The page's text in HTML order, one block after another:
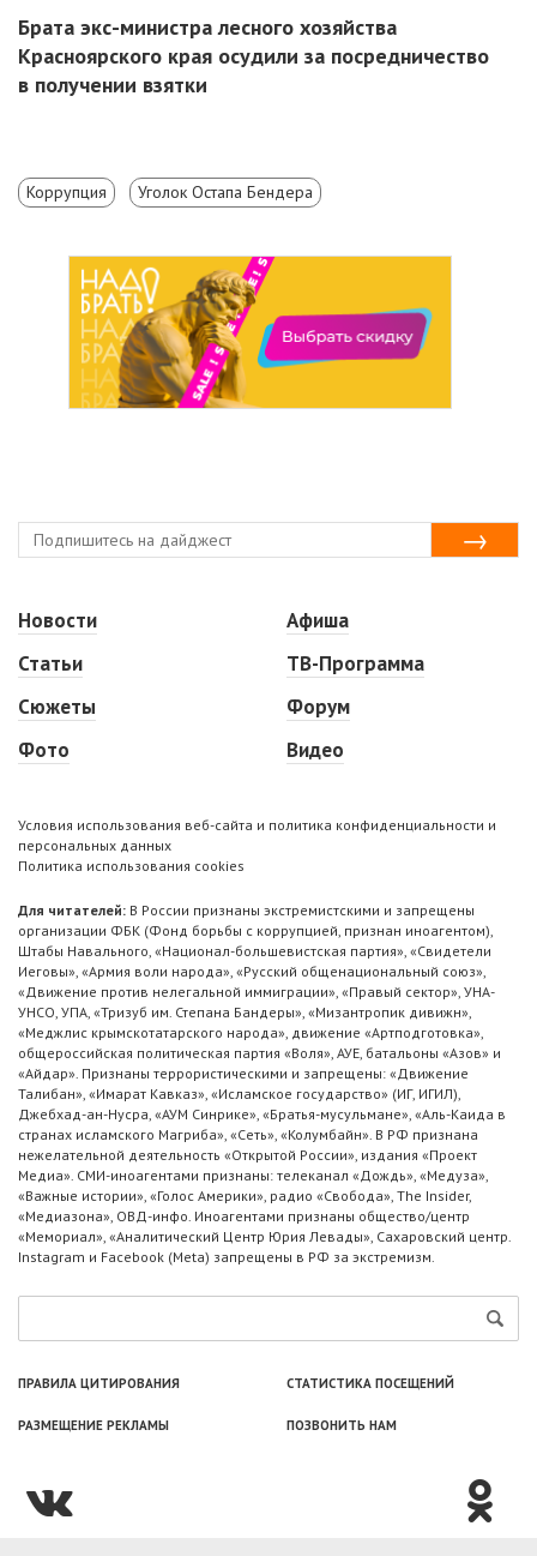
Брата экс-министра лесного хозяйства
Красноярского края осудили за посредничество
в получении взятки
Коррупция Уголок Остапа Бендера
Новости
Статьи
Сюжеты
Фото
Афиша
ТВ-Программа
Форум
Видео
Условия использования веб-сайта и политика конфиденциальности и
персональных данных
Политика использования cookies
Для читателей: В России признаны экстремистскими и запрещены
организации ФБК (Фонд борьбы с коррупцией, признан иноагентом),
Штабы Навального, «Национал-большевистская партия», «Свидетели
Иеговы», «Армия воли народа», «Русский общенациональный союз»,
«Движение против нелегальной иммиграции», «Правый сектор», УНА-
УНСО, УПА, «Тризуб им. Степана Бандеры», «Мизантропик дивижн»,
«Меджлис крымскотатарского народа», движение «Артподготовка»,
общероссийская политическая партия «Воля», АУЕ, батальоны «Азов» и
«Айдар». Признаны террористическими и запрещены: «Движение
Талибан», «Имарат Кавказ», «Исламское государство» (ИГ, ИГИЛ),
Джебхад-ан-Нусра, «АУМ Синрике», «Братья-мусульмане», «Аль-Каида в
странах исламского Магриба», «Сеть», «Колумбайн». В РФ признана
нежелательной деятельность «Открытой России», издания «Проект
Медиа». СМИ-иноагентами признаны: телеканал «Дождь», «Медуза»,
«Важные истории», «Голос Америки», радио «Свобода», The Insider,
«Медиазона», ОВД-инфо. Иноагентами признаны общество/центр
«Мемориал», «Аналитический Центр Юрия Левады», Сахаровский центр.
Instagram и Facebook (Metа) запрещены в РФ за экстремизм.
ПРАВИЛА ЦИТИРОВАНИЯ СТАТИСТИКА ПОСЕЩЕНИЙ
РАЗМЕЩЕНИЕ РЕКЛАМЫ ПОЗВОНИТЬ НАМ